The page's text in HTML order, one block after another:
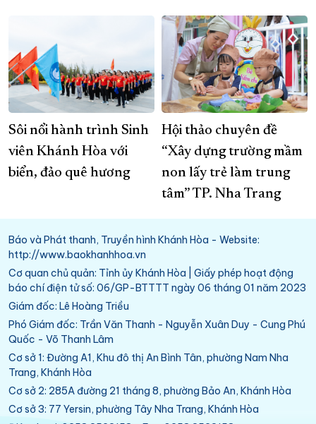
Sôi nổi hành trình Sinh
viên Khánh Hòa với
biển, đảo quê hương
Hội thảo chuyên đề
“Xây dựng trường mầm
non lấy trẻ làm trung
tâm” TP. Nha Trang
Báo và Phát thanh, Truyền hình Khánh Hòa - Website:
http://www.baokhanhhoa.vn
Cơ quan chủ quản: Tỉnh ủy Khánh Hòa | Giấy phép hoạt động
báo chí điện tử số: 06/GP-BTTTT ngày 06 tháng 01 năm 2023
Giám đốc: Lê Hoàng Triều
Phó Giám đốc: Trần Văn Thanh - Nguyễn Xuân Duy - Cung Phú
Quốc - Võ Thanh Lâm
Cơ sở 1: Đường A1, Khu đô thị An Bình Tân, phường Nam Nha
Trang, Khánh Hòa
Cơ sở 2: 285A đường 21 tháng 8, phường Bảo An, Khánh Hòa
Cơ sở 3: 77 Yersin, phường Tây Nha Trang, Khánh Hòa